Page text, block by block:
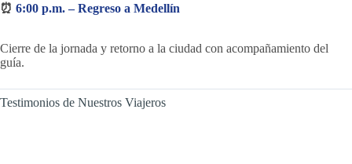
⏰ 6:00 p.m. – Regreso a Medellín
Cierre de la jornada y retorno a la ciudad con acompañamiento del
guía.
Testimonios de Nuestros Viajeros